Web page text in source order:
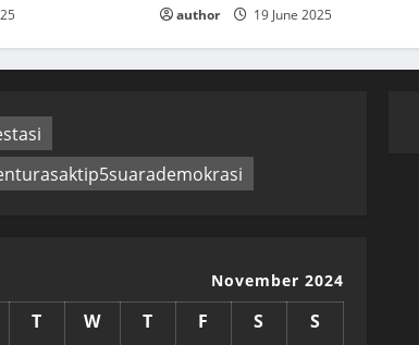
author 19 June 2025
November 2024
T W T F S S